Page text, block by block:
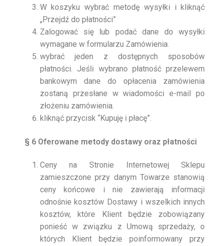
W koszyku wybrać metodę wysyłki i kliknąć
„Przejdź do płatności”
Zalogować się lub podać dane do wysyłki
wymagane w formularzu Zamówienia.
wybrać jeden z dostępnych sposobów
płatności. Jeśli wybrano płatność przelewem
bankowym dane do opłacenia zamówienia
zostaną przesłane w wiadomości e-mail po
złożeniu zamówienia.
kliknąć przycisk “Kupuję i płacę”.
§ 6 Oferowane metody dostawy oraz płatności
Ceny na Stronie Internetowej Sklepu
zamieszczone przy danym Towarze stanowią
ceny końcowe i nie zawierają informacji
odnośnie kosztów Dostawy i wszelkich innych
kosztów, które Klient będzie zobowiązany
ponieść w związku z Umową sprzedaży, o
których Klient będzie poinformowany przy